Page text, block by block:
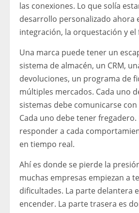
las conexiones. Lo que solía
desarrollo personalizado ahora
integración, la orquestación y el
Una marca puede tener un
sistema de almacén, un CRM,
devoluciones, un programa de
múltiples mercados. Cada uno
sistemas debe comunicarse con
Cada uno debe tener fregadero.
responder a cada
en tiempo real.
Ahí es donde se pierde la
muchas empresas empiezan a
dificultades. La parte delantera
encender. La parte trasera es